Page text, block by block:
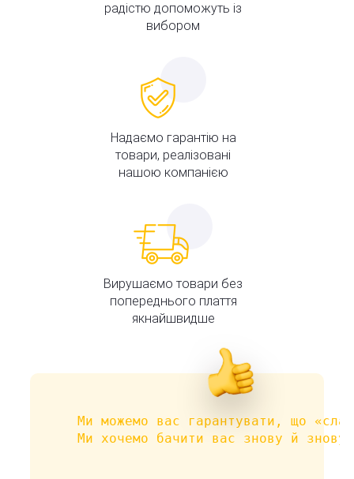
радістю допоможуть із
вибором
Надаємо гарантію на
товари, реалізовані
нашою компанією
Вирушаємо товари без
попереднього плаття
якнайшвидше
Ми можемо вас гарантувати, що
Ми хочемо бачити вас знову й